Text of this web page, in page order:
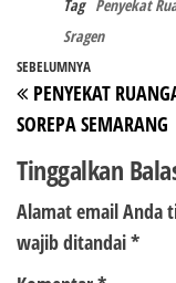
Tag Penyekat
Sragen
Navigasi
pos
Pos
Sebelumnya
SEBELUMNYA
PENYEKAT
SOREPA SEMARANG
Tinggalkan
Alamat email Anda
wajib ditandai*